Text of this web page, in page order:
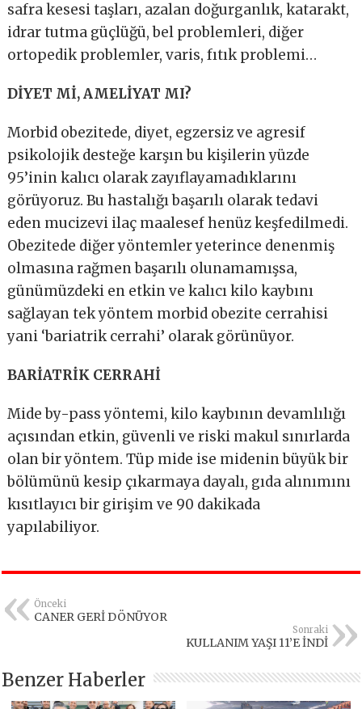
safra kesesi taşları, azalan doğurganlık, katarakt,
idrar tutma güçlüğü, bel problemleri, diğer
ortopedik problemler, varis, fıtık problemi…
DİYET Mİ, AMELİYAT MI?
Morbid obezitede, diyet, egzersiz ve agresif
psikolojik desteğe karşın bu kişilerin yüzde
95’inin kalıcı olarak zayıflayamadıklarını
görüyoruz. Bu hastalığı başarılı olarak tedavi
eden mucizevi ilaç maalesef henüz keşfedilmedi.
Obezitede diğer yöntemler yeterince denenmiş
olmasına rağmen başarılı olunamamışsa,
günümüzdeki en etkin ve kalıcı kilo kaybını
sağlayan tek yöntem morbid obezite cerrahisi
yani ‘bariatrik cerrahi’ olarak görünüyor.
BARİATRİK CERRAHİ
Mide by-pass yöntemi, kilo kaybının devamlılığı
açısından etkin, güvenli ve riski makul sınırlarda
olan bir yöntem. Tüp mide ise midenin büyük bir
bölümünü kesip çıkarmaya dayalı, gıda alınımını
kısıtlayıcı bir girişim ve 90 dakikada
yapılabiliyor.
Önceki
CANER GERİ DÖNÜYOR
Sonraki
KULLANIM YAŞI 11’E İNDİ
Benzer Haberler